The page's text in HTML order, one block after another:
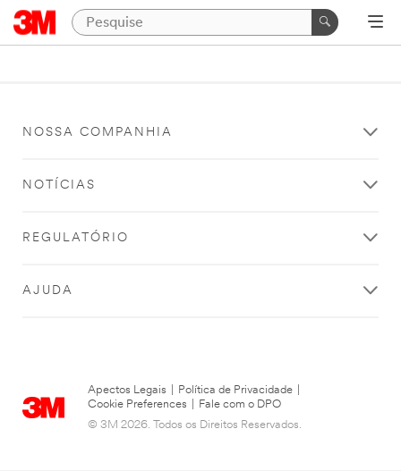
NOSSA COMPANHIA
NOTÍCIAS
REGULATÓRIO
AJUDA
Apectos Legais Política de Privacidade
Cookie Preferences
Fale com o DPO
© 3M 2026. Todos os Direitos Reservados.